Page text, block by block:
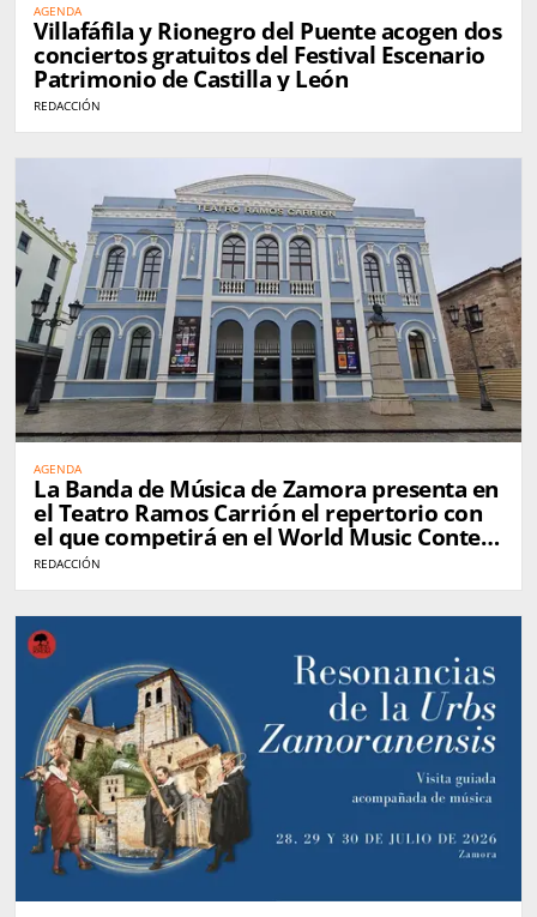
AGENDA
Villafáfila y Rionegro del Puente acogen dos
conciertos gratuitos del Festival Escenario
Patrimonio de Castilla y León
REDACCIÓN
AGENDA
La Banda de Música de Zamora presenta en
el Teatro Ramos Carrión el repertorio con
el que competirá en el World Music Contest
de Kerkrade
REDACCIÓN